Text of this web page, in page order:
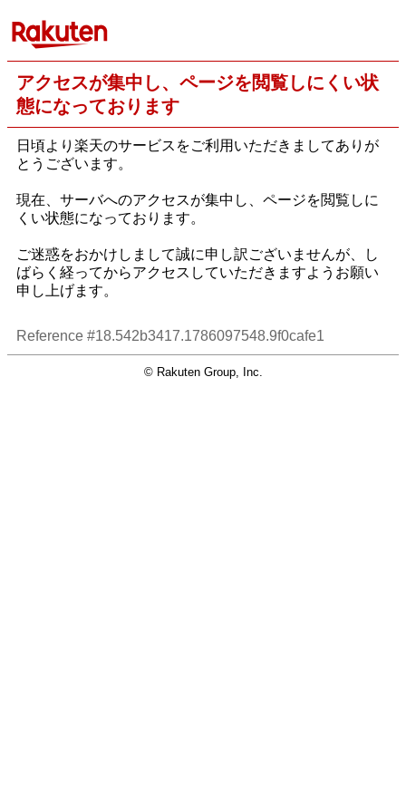
アクセスが集中し、ページを閲覧しにくい状
態になっております
日頃より楽天のサービスをご利用いただきましてありが
とうございます。
現在、サーバへのアクセスが集中し、ページを閲覧しに
くい状態になっております。
ご迷惑をおかけしまして誠に申し訳ございませんが、し
ばらく経ってからアクセスしていただきますようお願い
申し上げます。
Reference #18.542b3417.1786097548.9f0cafe1
© Rakuten Group, Inc.